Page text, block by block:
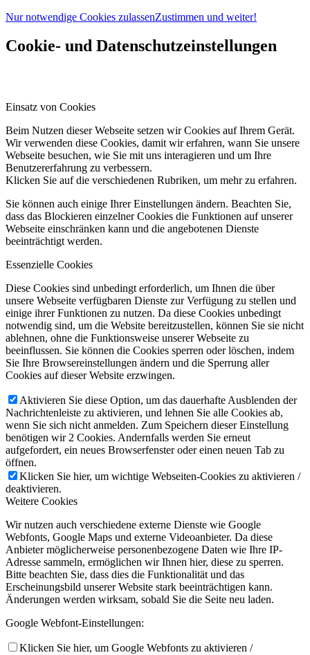
Nur notwendige Cookies zulassenZustimmen und weiter!
Cookie- und Datenschutzeinstellungen
Einsatz von Cookies
Beim Nutzen dieser Webseite setzen wir Cookies auf Ihrem Gerät.
Wir verwenden diese Cookies, damit wir erfahren, wann Sie unsere
Webseite besuchen, wie Sie mit uns interagieren und um Ihre
Benutzererfahrung zu verbessern.
Klicken Sie auf die verschiedenen Rubriken, um mehr zu erfahren.
Sie können auch einige Ihrer Einstellungen ändern. Beachten Sie,
dass das Blockieren einzelner Cookies die Funktionen auf unserer
Webseite einschränken kann und die angebotenen Dienste
beeinträchtigt werden.
Essenzielle Cookies
Diese Cookies sind unbedingt erforderlich, um Ihnen die über
unsere Webseite verfügbaren Dienste zur Verfügung zu stellen und
einige ihrer Funktionen zu nutzen. Da diese Cookies unbedingt
notwendig sind, um die Website bereitzustellen, können Sie sie nicht
ablehnen, ohne die Funktionsweise unserer Webseite zu
beeinflussen. Sie können die Cookies sperren oder löschen, indem
Sie Ihre Browsereinstellungen ändern und die Sperrung aller
Cookies auf dieser Website erzwingen.
Aktivieren Sie diese Option, um das dauerhafte Ausblenden der
Nachrichtenleiste zu aktivieren, und lehnen Sie alle Cookies ab,
wenn Sie sich nicht anmelden. Zum Speichern dieser Einstellung
benötigen wir 2 Cookies. Andernfalls werden Sie erneut
aufgefordert, ein neues Browserfenster oder einen neuen Tab zu
öffnen.
Klicken Sie hier, um wichtige Webseiten-Cookies zu aktivieren /
deaktivieren.
Weitere Cookies
Wir nutzen auch verschiedene externe Dienste wie Google
Webfonts, Google Maps und externe Videoanbieter. Da diese
Anbieter möglicherweise personenbezogene Daten wie Ihre IP-
Adresse sammeln, ermöglichen wir Ihnen hier, diese zu sperren.
Bitte beachten Sie, dass dies die Funktionalität und das
Erscheinungsbild unserer Website stark beeinträchtigen kann.
Änderungen werden wirksam, sobald Sie die Seite neu laden.
Google Webfont-Einstellungen:
Klicken Sie hier, um Google Webfonts zu aktivieren /